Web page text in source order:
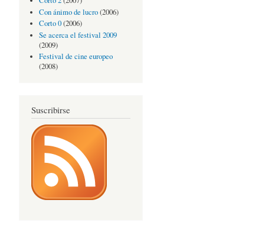
Con ánimo de lucro(2006)
Corto 0(2006)
Se acerca el festival 2009
(2009)
Festival de cine europeo
(2008)
Suscribirse